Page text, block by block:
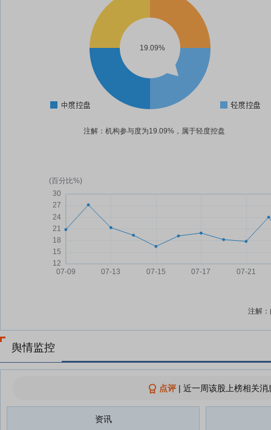
19.09%
注解：机构参与度为19.09%，属于轻度控盘
注解
舆情监控
点评| 近一周该股上榜相关
资讯